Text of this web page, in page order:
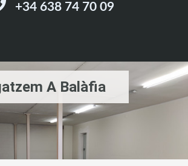
+34 638 74 70 09
A Balàfia